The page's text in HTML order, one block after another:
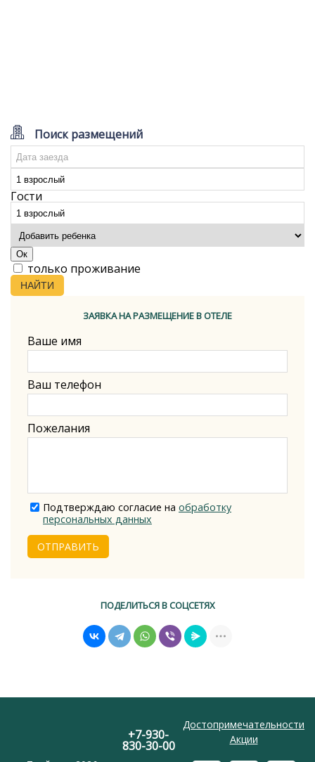
Поиск размещений
Гости
Ок
только проживание
НАЙТИ
ЗАЯВКА НА РАЗМЕЩЕНИЕ В ОТЕЛЕ
Ваше имя
Ваш телефон
Пожелания
Подтверждаю согласие на обработку
персональных данных
ОТПРАВИТЬ
ПОДЕЛИТЬСЯ В СОЦСЕТЯХ
Достопримечательности
Акции
+7-930-
830-30-00